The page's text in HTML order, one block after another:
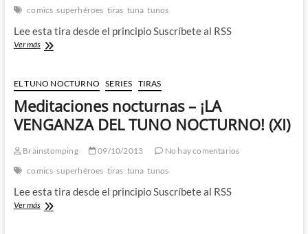
(XIII)
comics superhéroes tiras tuna tunos
Lee esta tira desde el principio Suscríbete al RSS
Ver másHospital
¡LA
VENGANZA
DEL
TUNO
NOCTURNO!
EL TUNO NOCTURNO SERIES TIRAS
Meditaciones nocturnas – ¡LA
VENGANZA DEL TUNO NOCTURNO! (XI)
Brainstomping 09/10/2013
No hay comentarios
comics superhéroes tiras tuna tunos
Lee esta tira desde el principio Suscríbete al RSS
Ver másMeditaciones